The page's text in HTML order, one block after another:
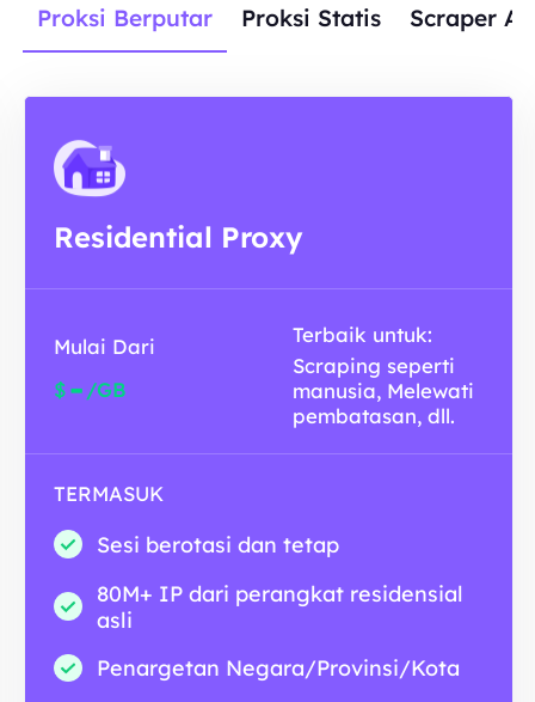
Proksi Berputar Proksi Statis Scraper
Residential Proxy
Mulai Dari
$-/GB
Terbaik untuk:
Scraping seperti
manusia, Melewati
pembatasan, dll.
TERMASUK
Sesi berotasi dan tetap
80M+ IP dari perangkat residensial
asli
Penargetan Negara/Provinsi/Kota